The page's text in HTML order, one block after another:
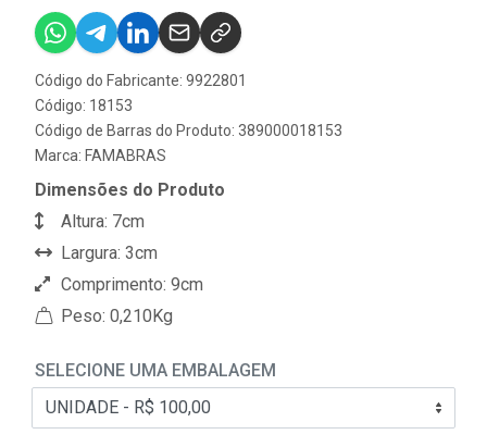
Código do Fabricante: 9922801
Código: 18153
Código de Barras do Produto: 389000018153
Marca: FAMABRAS
Dimensões do Produto
Altura: 7cm
Largura: 3cm
Comprimento: 9cm
Peso: 0,210Kg
SELECIONE UMA EMBALAGEM